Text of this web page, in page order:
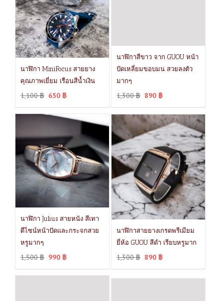
นาฬิกา MiniFocus สายยาง
คุณภาพเยี่ยม เรือนสีน้ำเงิน
1,100฿ 650 ฿
นาฬิกาสีขาว จาก GUOU หน้า
ปัดเหลี่ยมขอบมน สวยลงตัว
มากๆ
1,300฿ 890 ฿
นาฬิกา Julius สายหนัง สีเทา
ดีไซน์หน้าปัดและกระจกสวย
หรูมากๆ
1,500฿ 990 ฿
นาฬิกาสายยางเกรดพรีเมียม
ยี่ห้อ GUOU สีดำ เรียบหรูมาก
1,300฿ 890 ฿